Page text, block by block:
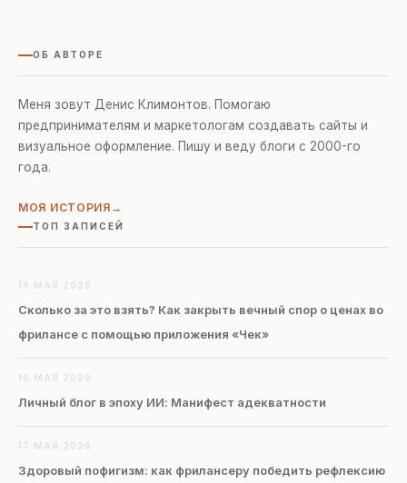
ОБ АВТОРЕ
Меня зовут Денис Климонтов. Помогаю
предпринимателям и маркетологам создавать сайты и
визуальное оформление. Пишу и веду блоги с 2000-го
года.
МОЯ ИСТОРИЯ
ТОП ЗАПИСЕЙ
19 МАЯ 2026
Сколько за это взять? Как закрыть вечный спор о ценах во
фрилансе с помощью приложения «Чек»
16 МАЯ 2026
Личный блог в эпоху ИИ: Манифест адекватности
17 МАЯ 2026
Здоровый пофигизм: как фрилансеру победить рефлексию